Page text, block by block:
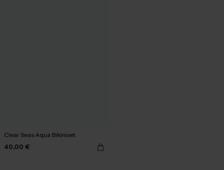
Clear Seas Aqua Bikiniset
40,00 €